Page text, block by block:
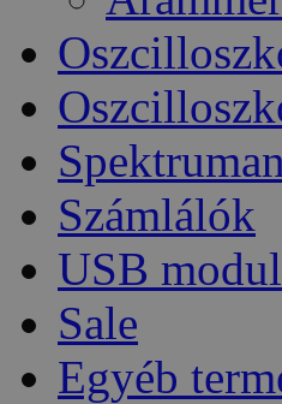
Számlálók
USB
Sale
Egyéb